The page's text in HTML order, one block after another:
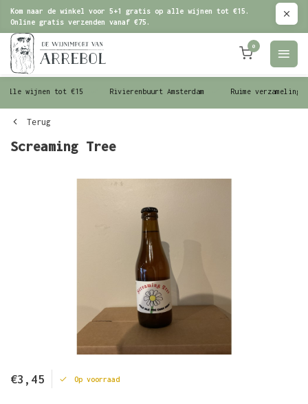
Kom naar de winkel voor 5+1 gratis op alle wijnen tot €15.
Online gratis verzenden vanaf €75.
0
wijnen tot €15 Rivierenbuurt Amsterdam Ruime verzameling
Terug
Screaming Tree
€3,45 Op voorraad